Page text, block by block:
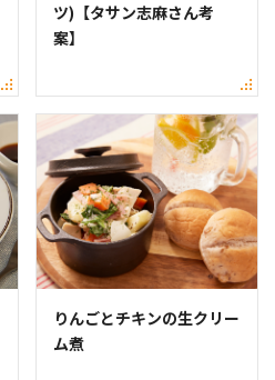
ツ)【タサン志麻さん考
案】
りんごとチキンの生クリー
ム煮